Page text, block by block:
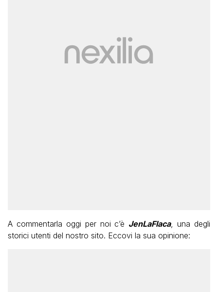
A commentarla oggi per noi c’è JenLaFlaca, una degli
storici utenti del nostro sito. Eccovi la sua opinione: